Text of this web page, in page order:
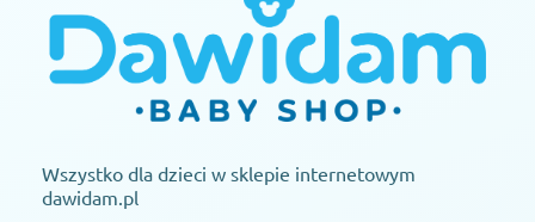
Wszystko dla dzieci w sklepie internetowym
dawidam.pl